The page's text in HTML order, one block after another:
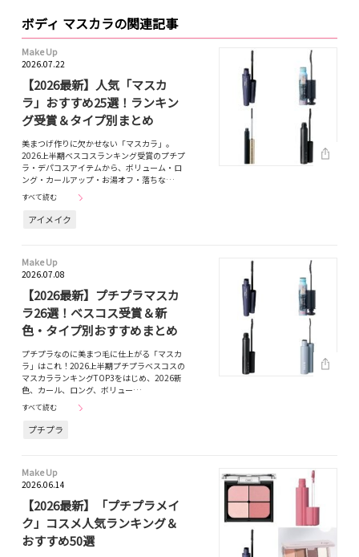
ボディ マスカラの関連記事
Make Up
2026.07.22
【2026最新】人気「マスカ
ラ」おすすめ25選！ランキン
グ受賞＆タイプ別まとめ
美まつげ作りに欠かせない「マスカラ」。
2026上半期ベスコスランキング受賞のプチプ
ラ・デパコスアイテムから、ボリューム・ロ
ング・カールアップ・お湯オフ・落ちな…
すべて読む
アイメイク
Make Up
2026.07.08
【2026最新】プチプラマスカ
ラ26選！ベスコス受賞＆新
色・タイプ別おすすめまとめ
プチプラなのに美まつ毛に仕上がる「マスカ
ラ」はこれ！2026上半期プチプラベスコスの
マスカラランキングTOP3をはじめ、2026新
色、カール、ロング、ボリュー…
すべて読む
プチプラ
Make Up
2026.06.14
【2026最新】「プチプラメイ
ク」コスメ人気ランキング＆
おすすめ50選